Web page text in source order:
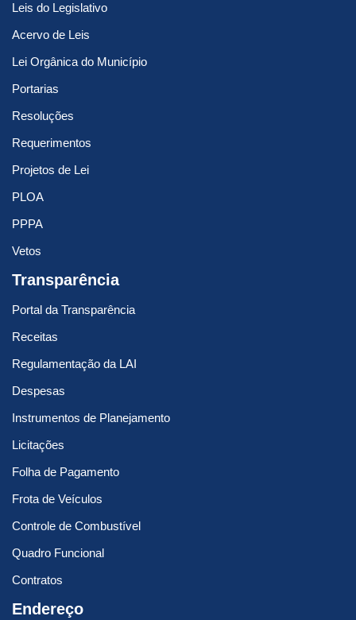
Leis do Legislativo
Acervo de Leis
Lei Orgânica do Município
Portarias
Resoluções
Requerimentos
Projetos de Lei
PLOA
PPPA
Vetos
Transparência
Portal da Transparência
Receitas
Regulamentação da LAI
Despesas
Instrumentos de Planejamento
Licitações
Folha de Pagamento
Frota de Veículos
Controle de Combustível
Quadro Funcional
Contratos
Endereço